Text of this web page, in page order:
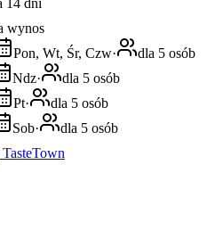
14 dni
wynos
Pon, Wt, Śr, Czw·
dla 5 osób
Ndz·
dla 5 osób
Pt·
dla 5 osób
Sob·
dla 5 osób